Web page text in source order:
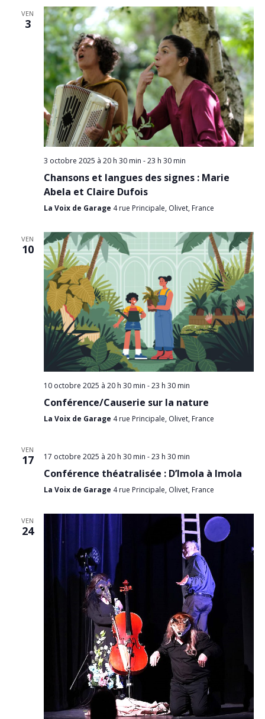
VEN
3
3 octobre 2025 à 20 h 30 min -23 h 30 min
Chansons et langues des signes : Marie
Abela et Claire Dufois
La Voix de Garage 4 rue Principale, Olivet, France
VEN
10
10 octobre 2025 à 20 h 30 min -23 h 30 min
Conférence/Causerie sur la nature
La Voix de Garage 4 rue Principale, Olivet, France
VEN
17 17 octobre 2025 à 20 h 30 min -23 h 30 min
Conférence théatralisée : D’Imola à Imola
La Voix de Garage 4 rue Principale, Olivet, France
VEN
24